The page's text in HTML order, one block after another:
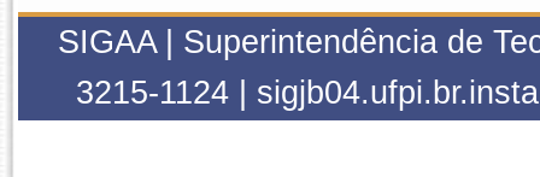
SIGAA | Superintendência de
3215-1124 |